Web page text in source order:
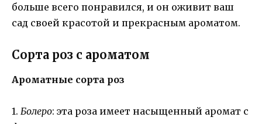
больше всего понравился, и он оживит ваш
сад своей красотой и прекрасным ароматом.
Сорта роз с ароматом
Ароматные сорта роз
1. Болеро: эта роза имеет насыщенный аромат с